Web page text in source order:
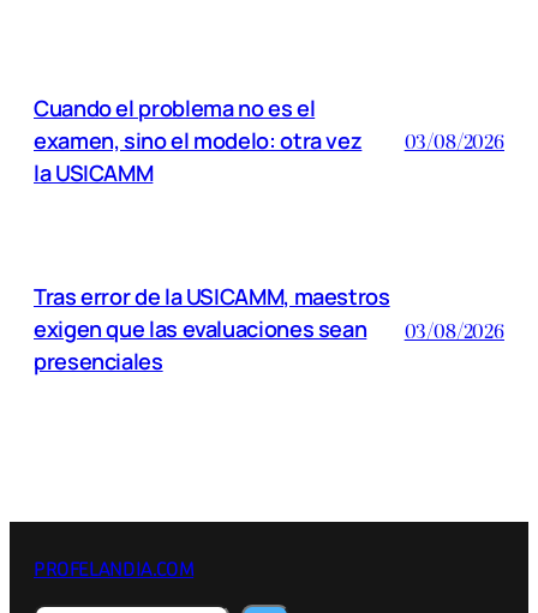
Cuando el problema no es el
examen, sino el modelo: otra vez
la USICAMM
03/08/2026
Tras error de la USICAMM, maestros
exigen que las evaluaciones sean
presenciales
03/08/2026
PROFELANDIA.COM